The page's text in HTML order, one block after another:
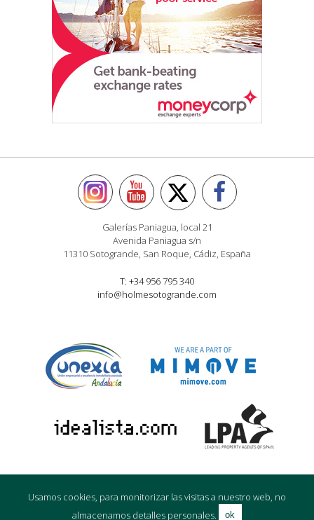
Galerías Paniagua, local 21
Avenida Paniagua s/n
11310 Sotogrande, San Roque, Cádiz, España
T: +34 956 795 340
info@holmesotogrande.com
© Holmes Property Sales 2016Política de privacidad|Cookie|Aviso
Legal
Usamos cookies, para monitorizar las visitas a nuestro web, no
almacenamos detalles personales.
ok